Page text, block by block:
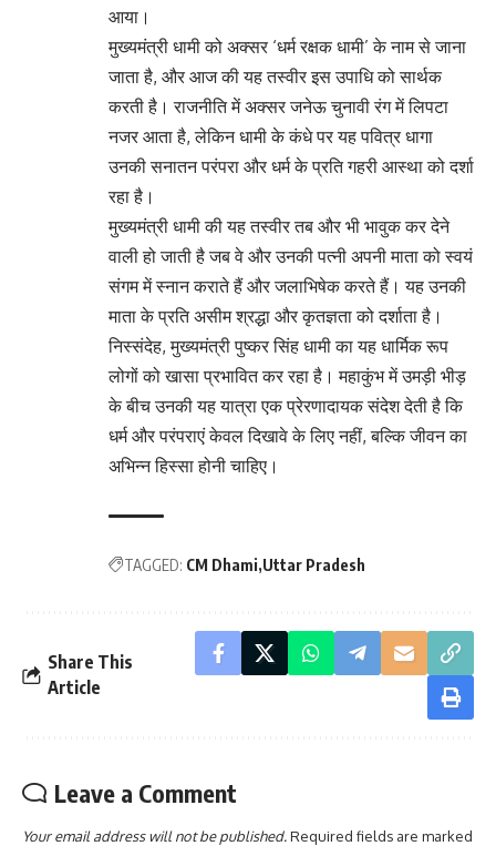
आया।
मुख्यमंत्री धामी को अक्सर ‘धर्म रक्षक धामी’ के नाम से जाना
जाता है, और आज की यह तस्वीर इस उपाधि को सार्थक
करती है। राजनीति में अक्सर जनेऊ चुनावी रंग में लिपटा
नजर आता है, लेकिन धामी के कंधे पर यह पवित्र धागा
उनकी सनातन परंपरा और धर्म के प्रति गहरी आस्था को दर्शा
रहा है।
मुख्यमंत्री धामी की यह तस्वीर तब और भी भावुक कर देने
वाली हो जाती है जब वे और उनकी पत्नी अपनी माता को स्वयं
संगम में स्नान कराते हैं और जलाभिषेक करते हैं। यह उनकी
माता के प्रति असीम श्रद्धा और कृतज्ञता को दर्शाता है।
निस्संदेह, मुख्यमंत्री पुष्कर सिंह धामी का यह धार्मिक रूप
लोगों को खासा प्रभावित कर रहा है। महाकुंभ में उमड़ी भीड़
के बीच उनकी यह यात्रा एक प्रेरणादायक संदेश देती है कि
धर्म और परंपराएं केवल दिखावे के लिए नहीं, बल्कि जीवन का
अभिन्न हिस्सा होनी चाहिए।
TAGGED: CM Dhami Uttar Pradesh
Share This
Article
Leave a Comment
Your email address will not be published.Required fields are marked